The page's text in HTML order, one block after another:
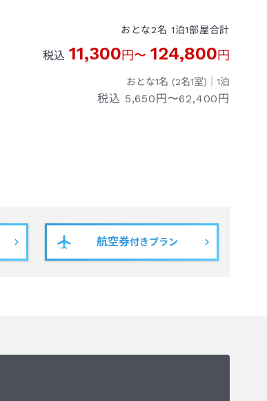
おとな2名 1泊1部屋合計
税込 11,300円〜 124,800円
おとな1名 (2名1室)｜ 1泊
税込 5,650円〜62,400円
航空券付きプラン